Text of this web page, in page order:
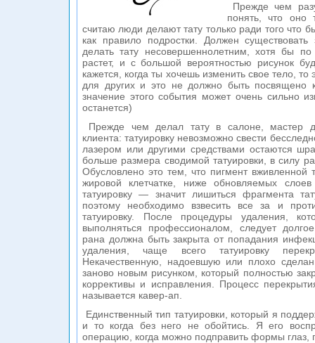
Прежде чем
понять, что оно
считаю люди делают тату только ради того что
как правило подростки. Должен
делать тату несовершеннолетним, хотя бы
растет, и с большой вероятностью рисунок
кажется, когда ты хочешь изменить свое тело,
для других и это не должно быть посвящено
значение этого события может очень сильно
останется)
Прежде чем делал тату в салоне, мастер
клиента: татуировку невозможно свести
лазером или другими средствами остаются
больше размера сводимой татуировки, в силу
Обусловлено это тем, что пигмент вживленной
жировой клетчатке, ниже обновляемых
татуировку — значит лишиться фрагмента
поэтому необходимо взвесить все за и
татуировку. После процедуры удаления,
выполняться профессионалом, следует
рана должна быть закрыта от попадания
удаления, чаще всего татуировку
Некачественную, надоевшую или плохо
заново новым рисунком, который полностью
коррективы и исправления. Процесс
называется кавер-ап.
Единственный тип татуировки, который я
и то когда без него не обойтись. Я его
операцию, когда можно подправить формы глаз,